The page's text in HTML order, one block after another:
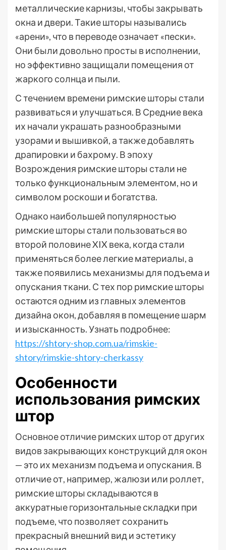
металлические карнизы, чтобы закрывать
окна и двери. Такие шторы назывались
«арени», что в переводе означает «пески».
Они были довольно просты в исполнении,
но эффективно защищали помещения от
жаркого солнца и пыли.
С течением времени римские шторы стали
развиваться и улучшаться. В Средние века
их начали украшать разнообразными
узорами и вышивкой, а также добавлять
драпировки и бахрому. В эпоху
Возрождения римские шторы стали не
только функциональным элементом, но и
символом роскоши и богатства.
Однако наибольшей популярностью
римские шторы стали пользоваться во
второй половине XIX века, когда стали
применяться более легкие материалы, а
также появились механизмы для подъема и
опускания ткани. С тех пор римские шторы
остаются одним из главных элементов
дизайна окон, добавляя в помещение шарм
и изысканность. Узнать подробнее:
https://shtory-shop.com.ua/rimskie-
shtory/rimskie-shtory-cherkassy
Особенности
использования римских
штор
Основное отличие римских штор от других
видов закрывающих конструкций для окон
— это их механизм подъема и опускания. В
отличие от, например, жалюзи или роллет,
римские шторы складываются в
аккуратные горизонтальные складки при
подъеме, что позволяет сохранить
прекрасный внешний вид и эстетику